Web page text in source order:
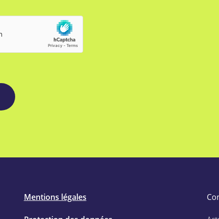
Mentions légales